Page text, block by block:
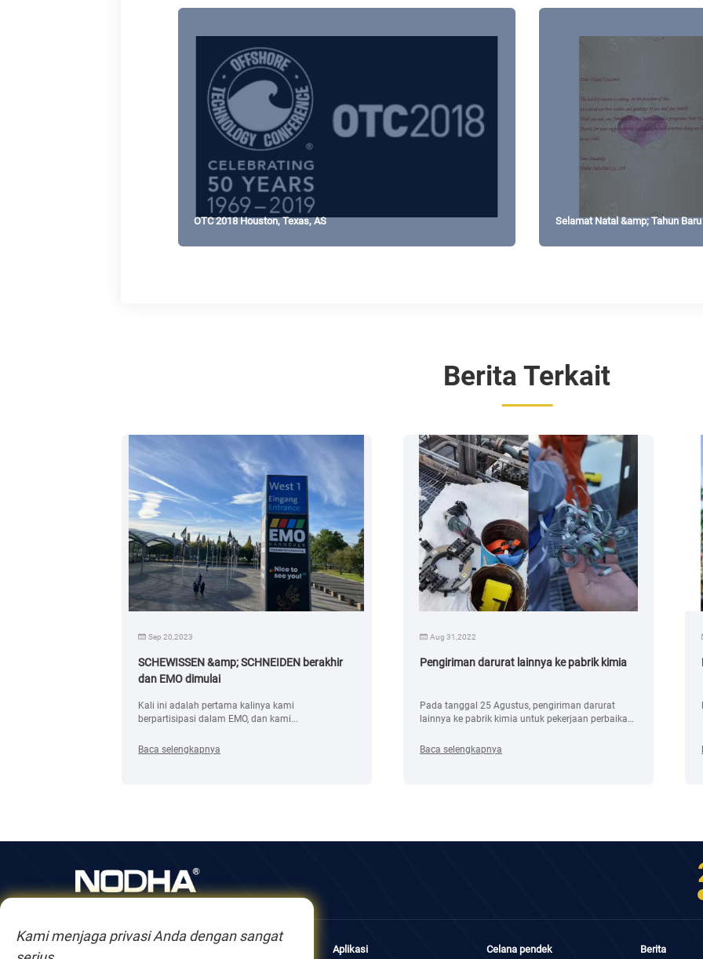
OTC 2018 Houston, Texas, AS Selamat Natal &amp; Tahun
Berita Terkait
Sep 20,2023
SCHEWISSEN &amp; SCHNEIDEN berakhir
dan EMO dimulai
Kali ini adalah pertama kalinya kami
berpartisipasi dalam EMO, dan kami...
Baca selengkapnya
Aug 31,2022
Pengiriman darurat lainnya ke pabrik kimia
Pada tanggal 25 Agustus, pengiriman darurat
lainnya ke pabrik kimia untuk pekerjaan perbaikan
Baca selengkapnya
Aplikasi Celana pendek Berita
Kami menjaga privasi Anda dengan sangat